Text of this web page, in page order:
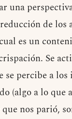
una
de
es un
Se
percibe a
(algo a lo que
nos parió,